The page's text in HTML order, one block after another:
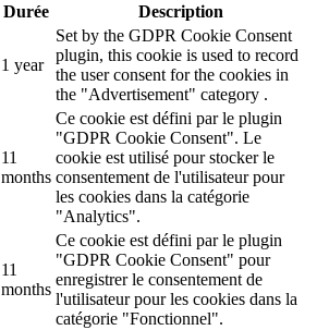
Durée
Description
1 year
Set by the GDPR Cookie Consent
plugin, this cookie is used to record
the user consent for the cookies in
the "Advertisement" category .
11
months
Ce cookie est défini par le plugin
"GDPR Cookie Consent". Le
cookie est utilisé pour stocker le
consentement de l'utilisateur pour
les cookies dans la catégorie
"Analytics".
11
months
Ce cookie est défini par le plugin
"GDPR Cookie Consent" pour
enregistrer le consentement de
l'utilisateur pour les cookies dans la
catégorie "Fonctionnel".